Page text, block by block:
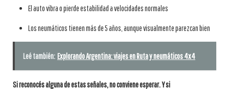
El auto vibra o pierde estabilidad a velocidades normales
Los neumáticos tienen más de 5 años, aunque visualmente parezcan bien
Leé también: Explorando Argentina: viajes en Ruta y neumáticos 4x4
Si reconocés alguna de estas señales, no conviene esperar. Y si